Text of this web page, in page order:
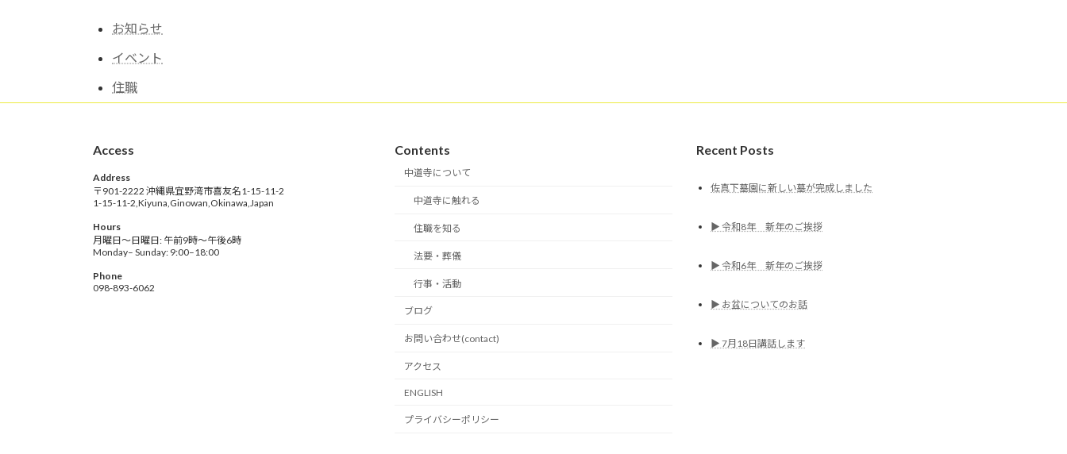
お知らせ
イベント
住職
Access
Address
〒901-2222 沖縄県宜野湾市喜友名1-15-11-2
1-15-11-2,Kiyuna,Ginowan,Okinawa,Japan
Hours
月曜日～日曜日: 午前9時～午後6時
Monday– Sunday: 9:00–18:00
Phone
098-893-6062
Contents
中道寺について
中道寺に触れる
住職を知る
法要・葬儀
行事・活動
ブログ
お問い合わせ(contact)
アクセス
ENGLISH
プライバシーポリシー
Recent Posts
佐真下墓園に新しい墓が完成しました
▶ 令和8年 新年のご挨拶
▶ 令和6年 新年のご挨拶
▶ お盆についてのお話
▶ 7月18日講話します